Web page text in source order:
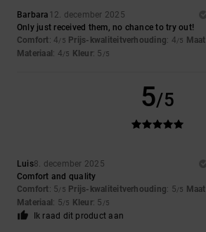
Barbara 12. december 2025
Only just received them, no chance to try out!
Comfort: 4/5 Prijs-kwaliteitverhouding: 4/5 Maat
Materiaal : 4/5 Kleur: 5 /5
5/5
Luis8. december 2025
Comfort and quality
Comfort: 5/5 Prijs-kwaliteitverhouding: 5/5 Maat
Materiaal : 5/5 Kleur: 5 /5
Ik raad dit product aan